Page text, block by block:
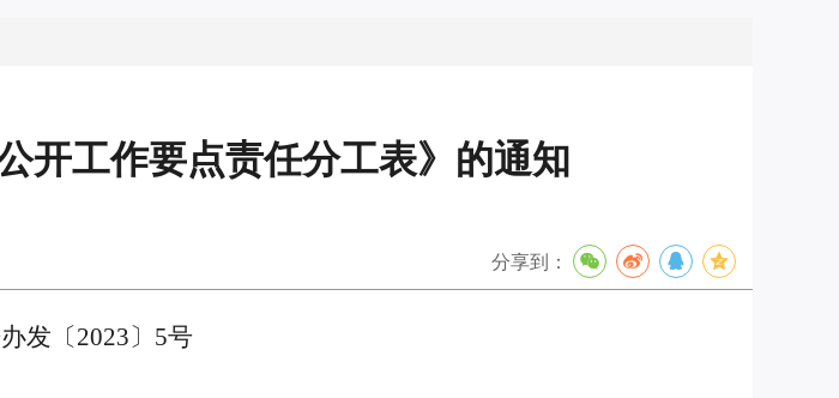
开工作要点责任分工表》的通知
分享到：
发〔2023〕 5号